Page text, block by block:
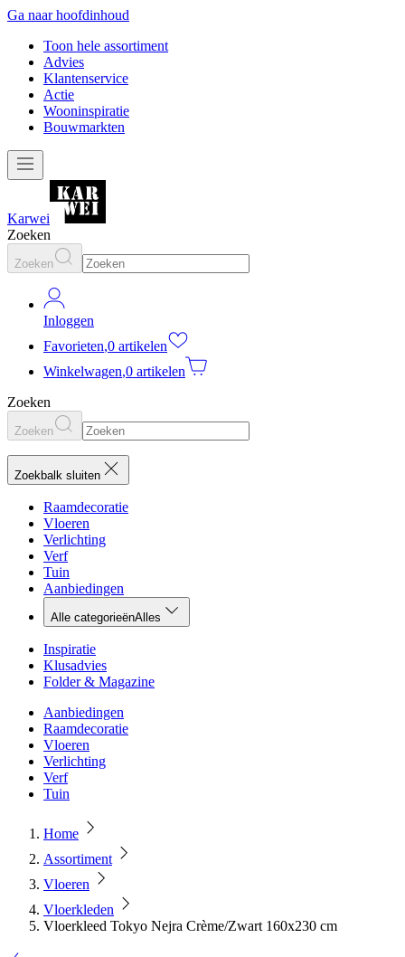
Ga naar hoofdinhoud
Toon hele assortiment
Advies
Klantenservice
Actie
Wooninspiratie
Bouwmarkten
Karwei
Zoeken
Zoeken
Inloggen
Favorieten,0 artikelen
Winkelwagen,0 artikelen
Zoeken
Zoeken
Zoekbalk sluiten
Raamdecoratie
Vloeren
Verlichting
Verf
Tuin
Aanbiedingen
Alle categorieënAlles
Inspiratie
Klusadvies
Folder & Magazine
Aanbiedingen
Raamdecoratie
Vloeren
Verlichting
Verf
Tuin
Home
Assortiment
Vloeren
Vloerkleden
Vloerkleed Tokyo Nejra Crème/Zwart 160x230 cm